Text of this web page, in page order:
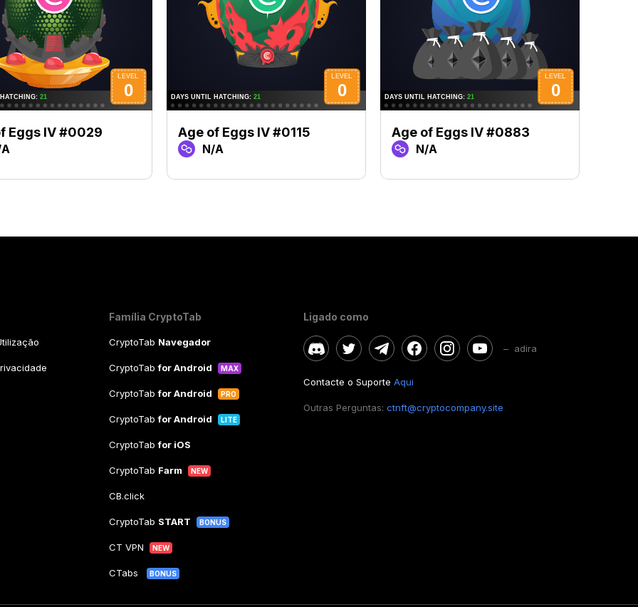
Eggs IV #0029 Age of Eggs IV #0115
N/A
Age of Eggs IV #0883
N/A
Família CryptoTab
CryptoTab Navegador
CryptoTabfor Android MAX
CryptoTabfor Android PRO
CryptoTabfor Android LITE
CryptoTabfor iOS
CryptoTab Farm NEW
CB.click
CryptoTab START BONUS
CT VPN NEW
CTabs BONUS
Ligado como
– adira
Contacte o Suporte Aqui
Outras Perguntas: ctnft@cryptocompany.site